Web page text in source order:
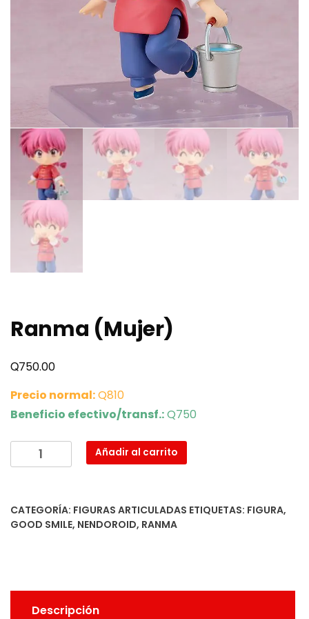
Ranma (Mujer)
Q750.00
Precio normal:Q810
Beneficio efectivo/transf.:Q750
Ranma
(Mujer)
Añadir al carrito
CATEGORÍA: FIGURAS ARTICULADAS ETIQUETAS: FIGURA,
GOOD SMILE, NENDOROID, RANMA
Descripción